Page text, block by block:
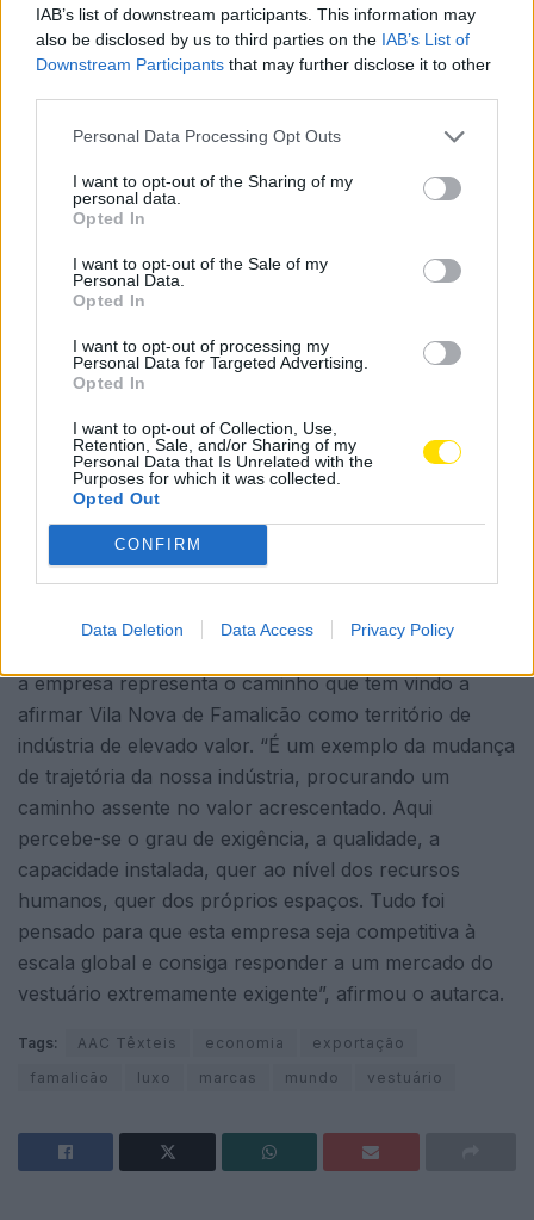
IAB’s list of downstream participants. This information may
also be disclosed by us to third parties on the IAB’s List of
Downstream Participants that may further disclose it to other
Personal Data Processing Opt Outs
I want to opt-out of the Sharing of my
personal data.
Opted In
I want to opt-out of the Sale of my
Personal Data.
Opted In
I want to opt-out of processing my
Personal Data for Targeted Advertising.
Opted In
I want to opt-out of Collection, Use,
Retention, Sale, and/or Sharing of my
Personal Data that Is Unrelated with the
Purposes for which it was collected.
Opted Out
CONFIRM
Data Deletion Data Access Privacy Policy
“Temos uma identidade própria, um saber-fazer e um
histórico que nos permitem responder às exigências
níveis de qualidade e diferenciação”, afirma Paulo
Pereira, CEO da empresa.
Nos últimos anos, a empresa investiu cerca de seis
milhões de euros em duas novas unidades em
Vilarinho das Cambas, apostando em tecnologia
alinhada com a transformação digital e a inteligência
artificial. Ainda assim, Paulo Pereira sublinha que o
principal ativo continua a ser humano. “Podemos ter a
melhor maquinaria e as melhores instalações, mas
sem as pessoas não conseguimos. O pilar fundamental
a empresa representa o caminho que tem vindo a
afirmar Vila Nova de Famalicão como território de
indústria de elevado valor. “É um exemplo da mudança
de trajetória da nossa indústria, procurando um
caminho assente no valor acrescentado. Aqui
percebe-se o grau de exigência, a qualidade, a
capacidade instalada, quer ao nível dos recursos
humanos, quer dos próprios espaços. Tudo foi
pensado para que esta empresa seja competitiva à
escala global e consiga responder a um mercado do
vestuário extremamente exigente”, afirmou o autarca.
Tags: AAC Têxteis economia
exportação
famalicão
luxo marcas mundo vestuário